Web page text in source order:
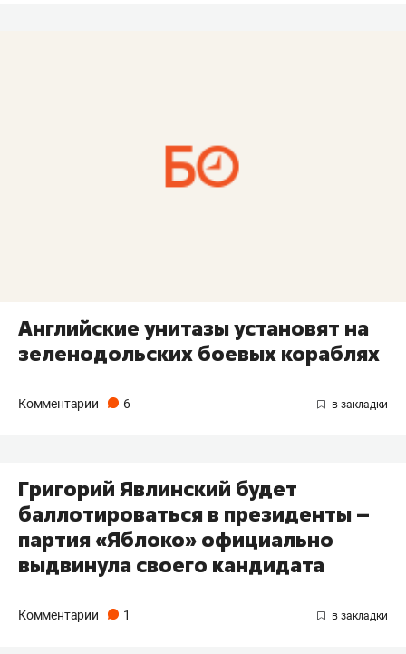
Английские унитазы установят на
зеленодольских боевых кораблях
Комментарии 6
Григорий Явлинский будет
баллотироваться в президенты –
партия «Яблоко» официально
выдвинула своего кандидата
Комментарии 1